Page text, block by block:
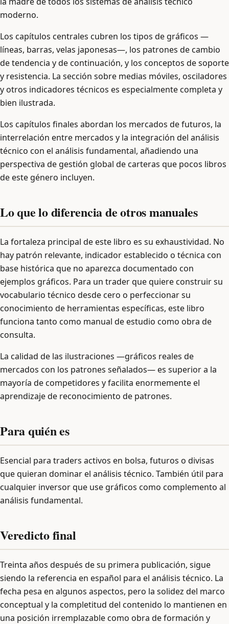
moderno.
Los capítulos centrales cubren los tipos de gráficos —
líneas, barras, velas japonesas—, los patrones de cambio
de tendencia y de continuación, y los conceptos de soporte
y resistencia. La sección sobre medias móviles, osciladores
y otros indicadores técnicos es especialmente completa y
bien ilustrada.
Los capítulos finales abordan los mercados de futuros, la
interrelación entre mercados y la integración del análisis
técnico con el análisis fundamental, añadiendo una
perspectiva de gestión global de carteras que pocos libros
de este género incluyen.
Lo que lo diferencia de otros manuales
La fortaleza principal de este libro es su exhaustividad. No
hay patrón relevante, indicador establecido o técnica con
base histórica que no aparezca documentado con
ejemplos gráficos. Para un trader que quiere construir su
vocabulario técnico desde cero o perfeccionar su
conocimiento de herramientas específicas, este libro
funciona tanto como manual de estudio como obra de
consulta.
La calidad de las ilustraciones —gráficos reales de
mercados con los patrones señalados— es superior a la
mayoría de competidores y facilita enormemente el
aprendizaje de reconocimiento de patrones.
Para quién es
Esencial para traders activos en bolsa, futuros o divisas
que quieran dominar el análisis técnico. También útil para
cualquier inversor que use gráficos como complemento al
análisis fundamental.
Veredicto final
Treinta años después de su primera publicación, sigue
siendo la referencia en español para el análisis técnico. La
fecha pesa en algunos aspectos, pero la solidez del marco
conceptual y la completitud del contenido lo mantienen en
una posición irremplazable como obra de formación y